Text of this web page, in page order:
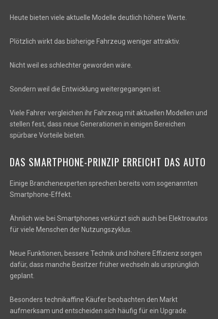
Heute bieten viele aktuelle Modelle deutlich höhere Werte.
Plötzlich wirkt das bisherige Fahrzeug weniger attraktiv.
Nicht weil es schlechter geworden wäre.
Sondern weil die Entwicklung weitergegangen ist.
Viele Fahrer vergleichen ihr Fahrzeug mit aktuellen Modellen und
stellen fest, dass neue Generationen in einigen Bereichen
spürbare Vorteile bieten.
DAS SMARTPHONE-PRINZIP ERREICHT DAS AUTO
Einige Branchenexperten sprechen bereits vom sogenannten
Smartphone-Effekt.
Ähnlich wie bei Smartphones verkürzt sich auch bei Elektroautos
für viele Menschen der Nutzungszyklus.
Neue Funktionen, bessere Technik und höhere Effizienz sorgen
dafür, dass manche Besitzer früher wechseln als ursprünglich
geplant.
Besonders technikaffine Käufer beobachten den Markt
aufmerksam und entscheiden sich häufig für ein Upgrade.